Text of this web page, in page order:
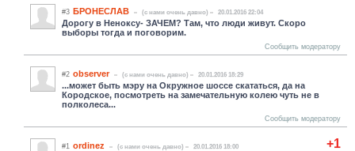
#3 БРОНЕСЛАВ (c нами очень давно) 20.01.2016 22:04
Дорогу в Неноксу- ЗАЧЕМ? Там, что люди живут. Скоро
выборы тогда и поговорим.
Сообщить модератору
#2 observer (c нами очень давно) 20.01.2016 18:29
...может быть мэру на Окружное шоссе скататься, да на
Кородское, посмотреть на замечательную колею чуть не в
полколеса...
Сообщить модератору
+1
#1 ordinez (c нами очень давно) 20.01.2016 18:00